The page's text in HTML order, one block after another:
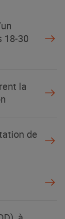
18-30
la
de